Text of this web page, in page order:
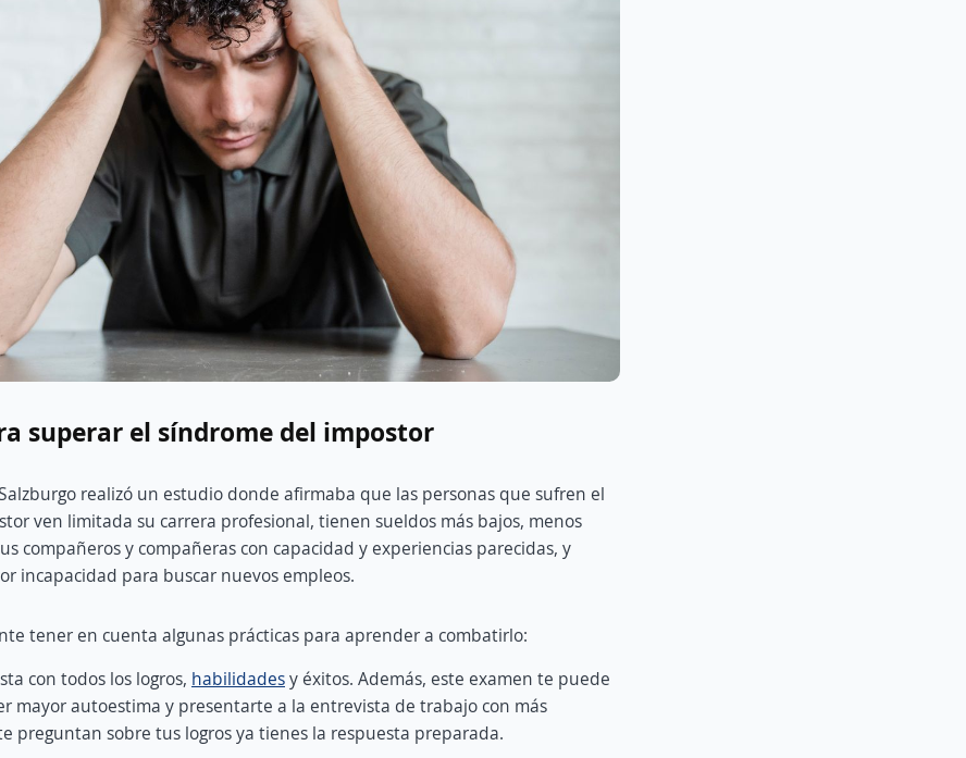
superar el síndrome del impostor
realizó un estudio donde afirmaba que las personas que sufren el
ven limitada su carrera profesional, tienen sueldos más bajos, menos
compañeros y compañeras con capacidad y experiencias parecidas, y
incapacidad para buscar nuevos empleos.
tener en cuenta algunas prácticas para aprender a combatirlo:
con todos los logros, habilidadesy éxitos. Además, este examen te puede
mayor autoestima y presentarte a la entrevista de trabajo con más
preguntan sobre tus logros ya tienes la respuesta preparada.